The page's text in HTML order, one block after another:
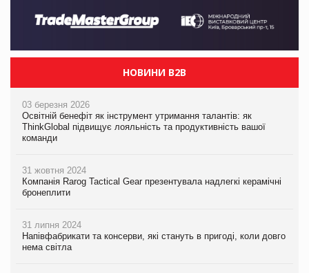
НОВИНИ B2B
03 березня 2026
Освітній бенефіт як інструмент утримання талантів: як
ThinkGlobal підвищує лояльність та продуктивність вашої
команди
31 жовтня 2024
Компанія Rarog Tactical Gear презентувала надлегкі керамічні
бронеплити
31 липня 2024
Напівфабрикати та консерви, які стануть в пригоді, коли довго
нема світла